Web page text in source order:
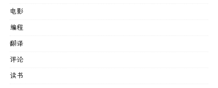
电影
编程
翻译
评论
读书